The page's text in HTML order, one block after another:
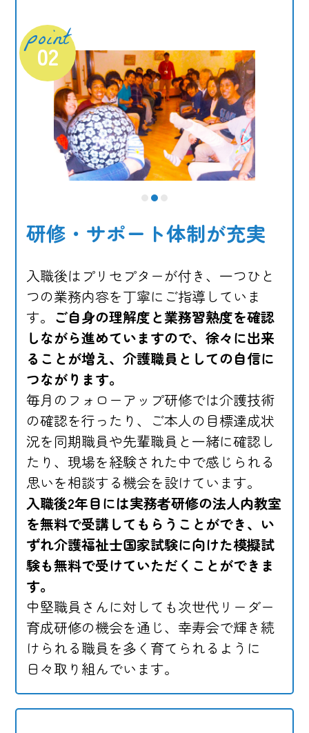
point
02
3
研修・サポート体制が充実
入職後はプリセプターが付き、一つひと
つの業務内容を丁寧にご指導していま
す。 ご自身の理解度と業務習熟度を確認
しながら進めていますので、徐々に出来
ることが増え、介護職員としての自信に
つながります。
毎月のフォローアップ研修では介護技術
の確認を行ったり、ご本人の目標達成状
況を同期職員や先輩職員と一緒に確認し
たり、現場を経験された中で感じられる
思いを相談する機会を設けています。
入職後2年目には実務者研修の法人内教室
を無料で受講してもらうことができ、い
ずれ介護福祉士国家試験に向けた模擬試
験も無料で受けていただくことができま
す。
中堅職員さんに対しても次世代リーダー
育成研修の機会を通じ、幸寿会で輝き続
けられる職員を多く育てられるように
日々取り組んでいます。